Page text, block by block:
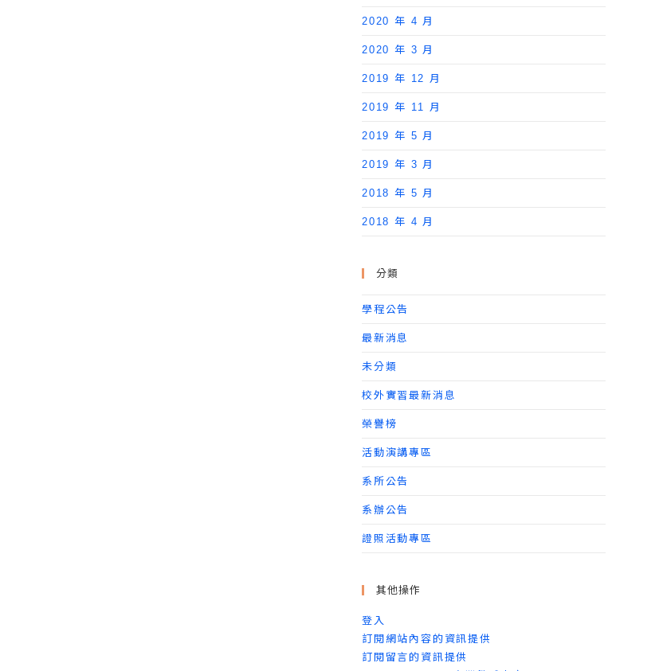
2020 年 4 月
2020 年 3 月
2019 年 12 月
2019 年 11 月
2019 年 5 月
2019 年 3 月
2018 年 5 月
2018 年 4 月
分類
學程公告
最新消息
未分類
校外實習最新消息
榮譽榜
活動演講專區
系所公告
系辦公告
證照活動專區
其他操作
登入
訂閱網站內容的資訊提供
訂閱留言的資訊提供